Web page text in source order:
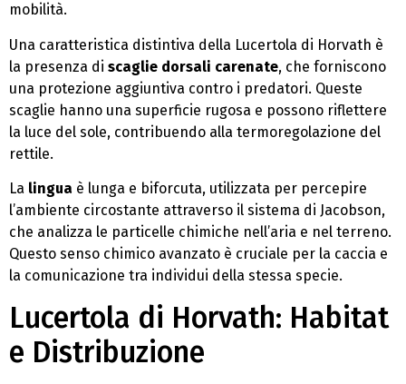
mobilità.
Una caratteristica distintiva della Lucertola di Horvath è
la presenza di scaglie dorsali carenate, che forniscono
una protezione aggiuntiva contro i predatori. Queste
scaglie hanno una superficie rugosa e possono riflettere
la luce del sole, contribuendo alla termoregolazione del
rettile.
La lingua è lunga e biforcuta, utilizzata per percepire
l’ambiente circostante attraverso il sistema di Jacobson,
che analizza le particelle chimiche nell’aria e nel terreno.
Questo senso chimico avanzato è cruciale per la caccia e
la comunicazione tra individui della stessa specie.
Lucertola di Horvath: Habitat
e Distribuzione